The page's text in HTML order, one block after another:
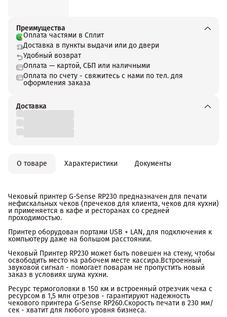
Преимущества
Оплата частями в Сплит
Доставка в пункты выдачи или до двери
Удобный возврат
Оплата — картой, СБП или наличными
Оплата по счету - свяжитесь с нами по тел. для
оформления заказа
Доставка
О товаре Характеристики Документы
Чековый принтер G-Sense RP230 предназначен для печати
нефискальных чеков (пречеков для клиента, чеков для кухни)
и применяется в кафе и ресторанах со средней
проходимостью.
Принтер оборудован портами USB + LAN, для подключения к
компьютеру даже на большом расстоянии.
Чековый Принтер RP230 может быть повешен на стену, чтобы
освободить место на рабочем месте кассира.Встроенный
звуковой сигнал - помогает поварам не пропустить новый
заказ в условиях шума кухни.
Ресурс термоголовки в 150 км и встроенный отрезчик чека с
ресурсом в 1,5 млн отрезов - гарантируют надежность
чекового принтера G-Sense RP260.Скорость печати в 230 мм/
сек - хватит для любого уровня бизнеса.